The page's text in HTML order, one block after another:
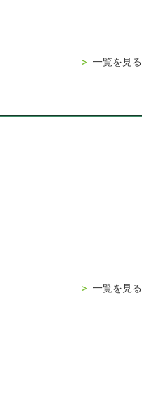
＞ 一覧を見る
＞ 一覧を見る